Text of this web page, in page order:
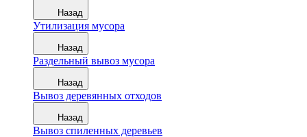
Назад
Утилизация мусора
Назад
Раздельный вывоз мусора
Назад
Вывоз деревянных отходов
Назад
Вывоз спиленных деревьев